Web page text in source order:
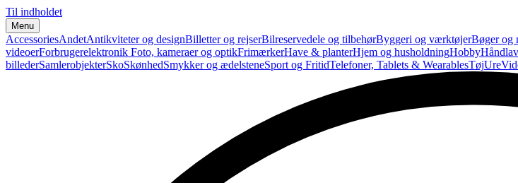
Til indholdet
Menu
AccessoriesAndetAntikviteter og designBilletter og rejserBilreservedele og tilbehørByggeri og værktøjerBøger og
videoerForbrugerelektronik Foto, kameraer og optikFrimærkerHave & planterHjem og husholdningHobby
billederSamlerobjekterSkoSkønhedSmykker og ædelsteneSport og FritidTelefoner, Tablets & WearablesTøjUre